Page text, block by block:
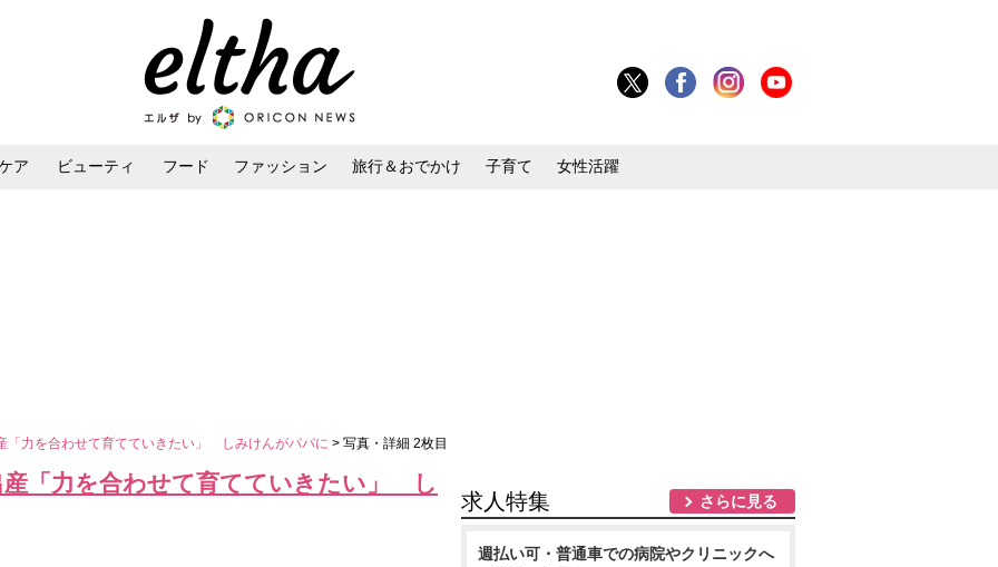
ア ビューティ フード ファッション 旅行＆おでかけ 子育て 女性活躍
「力を合わせて育てていきたい」 しみけんがパパに > 写真・詳細 2枚目
「力を合わせて育てていきたい」 し
求人特集 さらに見る
週払い可・普通車での病院やクリニックへ